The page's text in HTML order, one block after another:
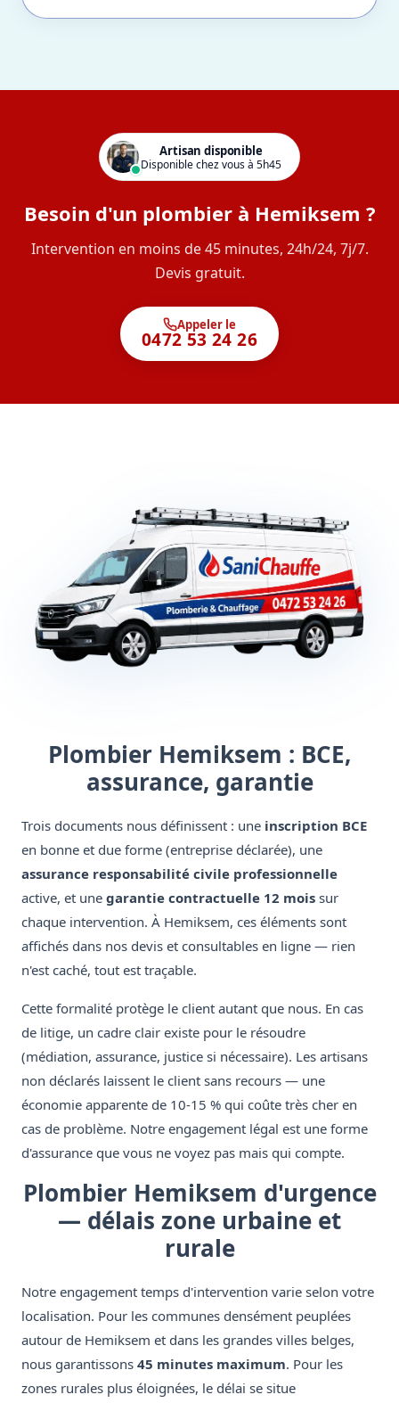
Artisan disponible
Disponible chez vous à 5h45
Besoin d'un plombier à Hemiksem ?
Intervention en moins de 45 minutes, 24h/24, 7j/7.
Devis gratuit.
Appeler le
0472 53 24 26
Plombier Hemiksem : BCE,
assurance, garantie
Trois documents nous définissent : une inscription BCE
en bonne et due forme (entreprise déclarée), une
assurance responsabilité civile professionnelle
active, et une garantie contractuelle 12 mois sur
chaque intervention. À Hemiksem, ces éléments sont
affichés dans nos devis et consultables en ligne — rien
n'est caché, tout est traçable.
Cette formalité protège le client autant que nous. En cas
de litige, un cadre clair existe pour le résoudre
(médiation, assurance, justice si nécessaire). Les artisans
non déclarés laissent le client sans recours — une
économie apparente de 10-15 % qui coûte très cher en
cas de problème. Notre engagement légal est une forme
d'assurance que vous ne voyez pas mais qui compte.
Plombier Hemiksem d'urgence
— délais zone urbaine et
rurale
Notre engagement temps d'intervention varie selon votre
localisation. Pour les communes densément peuplées
autour de Hemiksem et dans les grandes villes belges,
nous garantissons 45 minutes maximum. Pour les
zones rurales plus éloignées, le délai se situe